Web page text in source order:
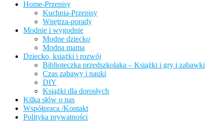
Home-Przepisy
Kuchnia-Przepisy
Wnętrza-porady
Modnie i wygodnie
Modne dziecko
Modna mama
Dziecko, książki i rozwój
Biblioteczka przedszkolaka – Książki i gry i zabawki
Czas zabawy i nauki
DIY
Książki dla dorosłych
Kilka słów o nas
Współpraca /Kontakt
Polityka prywatności